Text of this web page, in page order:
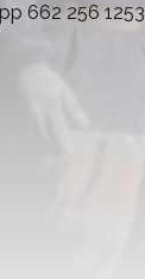
662 256 1253